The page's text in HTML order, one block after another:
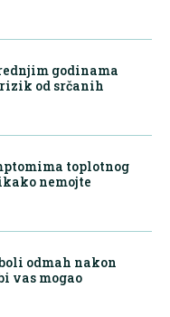
godinama
od srčanih
toplotnog
nemojte
odmah nakon
vas mogao